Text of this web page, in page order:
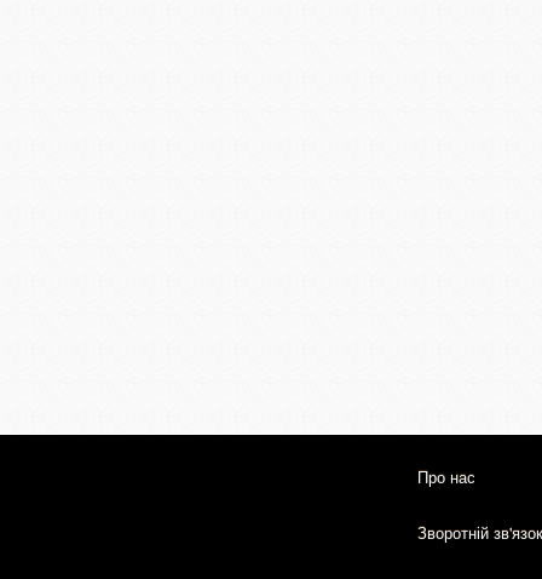
Про нас
Зворотній зв'язок